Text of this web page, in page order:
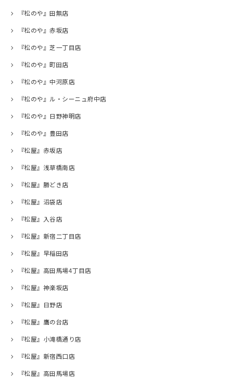
『松のや』田無店
『松のや』赤坂店
『松のや』芝一丁目店
『松のや』町田店
『松のや』中河原店
『松のや』ル・シーニュ府中店
『松のや』日野神明店
『松のや』豊田店
『松屋』赤坂店
『松屋』浅草橋南店
『松屋』勝どき店
『松屋』沼袋店
『松屋』入谷店
『松屋』新宿二丁目店
『松屋』早稲田店
『松屋』高田馬場4丁目店
『松屋』神楽坂店
『松屋』日野店
『松屋』鷹の台店
『松屋』小滝橋通り店
『松屋』新宿西口店
『松屋』高田馬場店